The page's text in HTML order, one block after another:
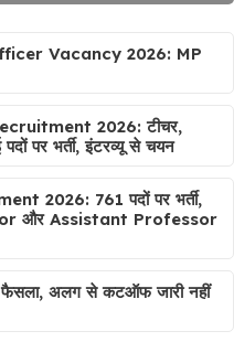
Vacancy 2026: MP
2026: टीचर,
पर भर्ती, इंटरव्यू से चयन
2026: 761 पदों पर भर्ती,
और Assistant Professor
फैसला, अलग से कटऑफ जारी नहीं